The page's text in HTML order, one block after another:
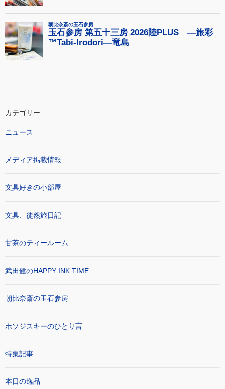
カテゴリー
ニュース
メディア掲載情報
文具好きの小部屋
文具、徒然旅日記
甘茶のティールーム
武田健のHAPPY INK TIME
朝比奈斎の玉石参房
ホソジスキーのひとり言
特集記事
本日の逸品